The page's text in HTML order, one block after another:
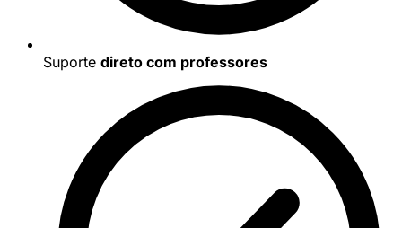
Suporte direto com professores